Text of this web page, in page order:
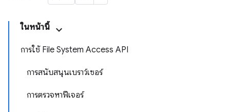
ในหน้านี้
การใช้ File System Access API
การสนับสนุนเบราว์เซอร์
การตรวจหาฟีเจอร์